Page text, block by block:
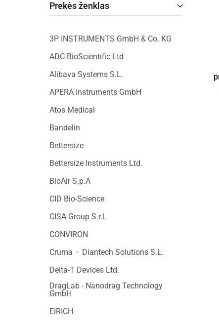
Prekės ženklas
3P INSTRUMENTS GmbH & Co. KG
ADC BioScientific Ltd
Alibava Systems S.L.
APERA Instruments GmbH
Atos Medical
Bandelin
Bettersize
Bettersize Instruments Ltd.
BioAir S.p.A
CID Bio-Science
CISA Group S.r.l.
CONVIRON
Cruma – Diantech Solutions S.L.
Delta-T Devices Ltd.
DragLab - Nanodrag Technology
GmbH
EIRICH